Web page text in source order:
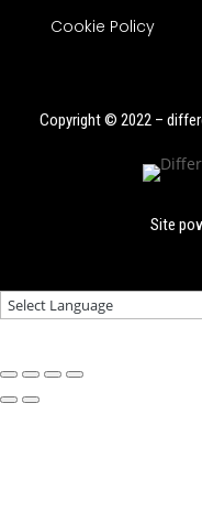
Cookie Policy
Copyright © 2022 –
Site